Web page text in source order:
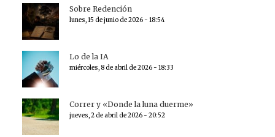
Sobre Redención
lunes, 15 de junio de 2026 - 18:54
Lo de la IA
miércoles, 8 de abril de 2026 - 18:33
Correr y «Donde la luna duerme»
jueves, 2 de abril de 2026 - 20:52